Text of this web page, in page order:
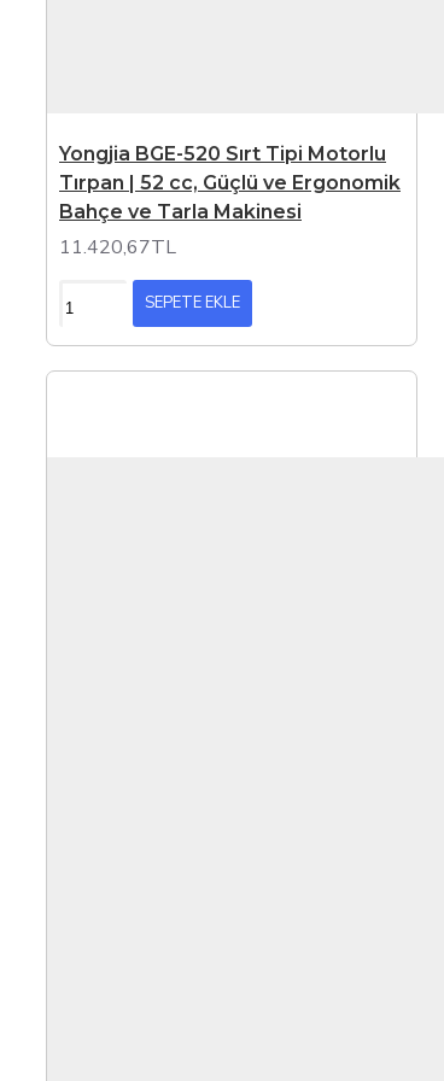
Yongjia BGE-520 Sırt Tipi Motorlu
Tırpan | 52 cc, Güçlü ve Ergonomik
Bahçe ve Tarla Makinesi
11.420,67TL
SEPETE EKLE